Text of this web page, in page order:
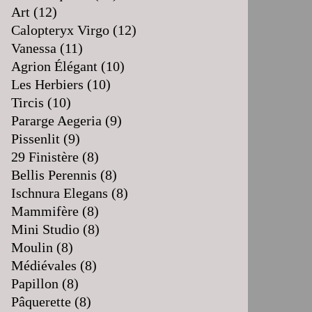
Art (12)
Calopteryx Virgo (12)
Vanessa (11)
Agrion Élégant (10)
Les Herbiers (10)
Tircis (10)
Pararge Aegeria (9)
Pissenlit (9)
29 Finistère (8)
Bellis Perennis (8)
Ischnura Elegans (8)
Mammifère (8)
Mini Studio (8)
Moulin (8)
Médiévales (8)
Papillon (8)
Pâquerette (8)